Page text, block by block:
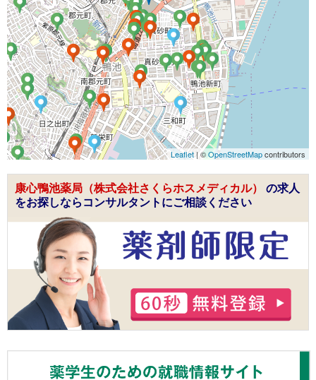
Leaflet| ©OpenStreetMapcontributors
康心鴨池薬局（株式会社さくらホスメディカル） の求人
をお探しならコンサルタントにご相談ください